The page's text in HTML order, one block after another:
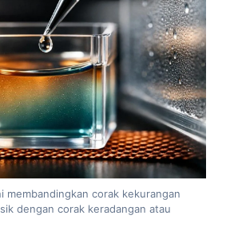
membandingkan corak kekurangan
dengan corak keradangan atau